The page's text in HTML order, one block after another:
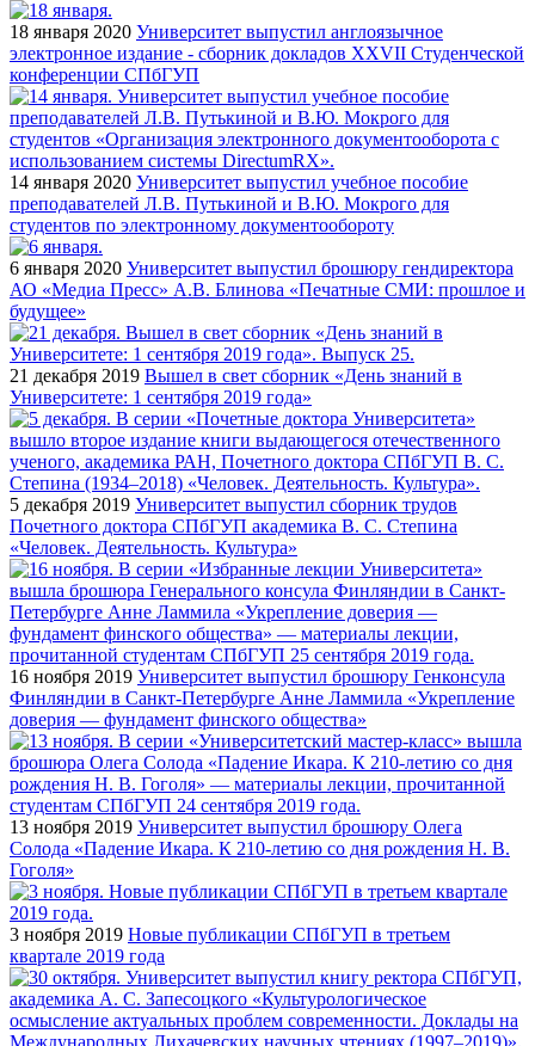
18 января 2020 Университет выпустил англоязычное
электронное издание - сборник докладов XXVII Студенческой
конференции СПбГУП
14 января 2020 Университет выпустил учебное пособие
преподавателей Л.В. Путькиной и В.Ю. Мокрого для
студентов по электронному документообороту
6 января 2020 Университет выпустил брошюру гендиректора
АО «Медиа Пресс» А.В. Блинова «Печатные СМИ: прошлое и
будущее»
21 декабря 2019 Вышел в свет сборник «День знаний в
Университете: 1 сентября 2019 года»
5 декабря 2019 Университет выпустил сборник трудов
Почетного доктора СПбГУП академика В. С. Степина
«Человек. Деятельность. Культура»
16 ноября 2019 Университет выпустил брошюру Генконсула
Финляндии в Санкт-Петербурге Анне Ламмила «Укрепление
доверия — фундамент финского общества»
13 ноября 2019 Университет выпустил брошюру Олега
Солода «Падение Икара. К 210-летию со дня рождения Н. В.
Гоголя»
3 ноября 2019 Новые публикации СПбГУП в третьем
квартале 2019 года